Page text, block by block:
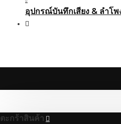
อุปกรณ์บันทึกเสียง & ลำโพ
ตะกร้าสินค้า